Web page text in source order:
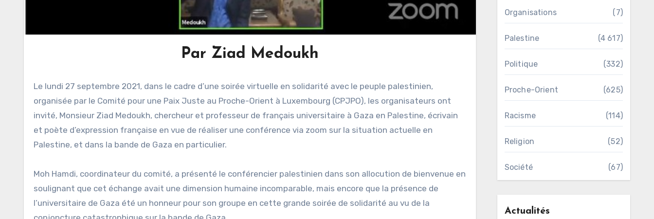
Par Ziad Medoukh
Le lundi 27 septembre 2021, dans le cadre d’une soirée virtuelle en solidarité avec le peuple palestinien,
organisée par le Comité pour une Paix Juste au Proche-Orient à Luxembourg (CPJPO), les organisateurs ont
invité, Monsieur Ziad Medoukh, chercheur et professeur de français universitaire à Gaza en Palestine, écrivain
et poète d’expression française en vue de réaliser une conférence via zoom sur la situation actuelle en
Palestine, et dans la bande de Gaza en particulier.
Moh Hamdi, coordinateur du comité, a présenté le conférencier palestinien dans son allocution de bienvenue en
soulignant que cet échange avait une dimension humaine incomparable, mais encore que la présence de
l’universitaire de Gaza été un honneur pour son groupe en cette grande soirée de solidarité au vu de la
Organisations (7)
Palestine (4 617)
Politique (332)
Proche-Orient (625)
Racisme (114)
Religion (52)
Société (67)
Actualités